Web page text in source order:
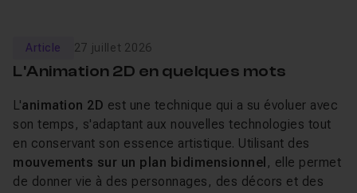
Article 27 juillet 2026
L'Animation 2D en quelques mots
L'animation 2D est une technique qui a su évoluer avec
son temps, s'adaptant aux nouvelles technologies tout
en conservant son essence artistique. Utilisant des
mouvements sur un plan bidimensionnel , elle permet
de donner vie à des personnages, des décors et des